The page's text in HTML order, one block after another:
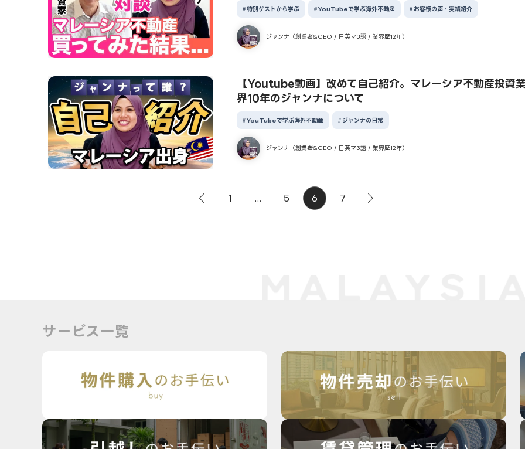
特別ゲストから学ぶ YouTubeで学ぶ海外不動産 お客様の声・実績紹介
ジャンナ（創業者&CEO / 日英マ3語 / 業界歴12年）
【Youtube動画】改めて自己紹介。マレーシア不動産投資
界10年のジャンナについて
YouTubeで学ぶ海外不動産 ジャンナの日常
ジャンナ（創業者&CEO / 日英マ3語 / 業界歴12年）
1 ... 5 6 7
サービス一覧